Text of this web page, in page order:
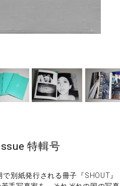
特輯号
別紙発行される冊子『SHOUT』